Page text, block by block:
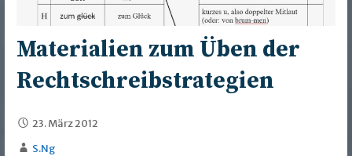
Materialien zum Üben der
Rechtschreibstrategien
23. März 2012
S.Ng